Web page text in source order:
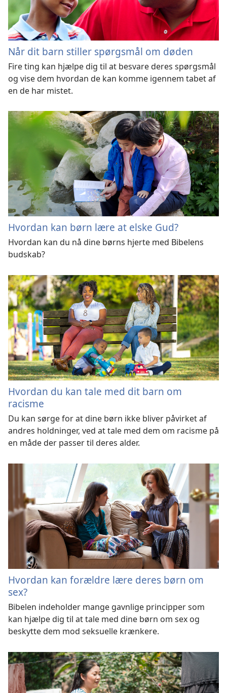
Når dit barn stiller spørgsmål om døden
Fire ting kan hjælpe dig til at besvare deres spørgsmål
og vise dem hvordan de kan komme igennem tabet af
en de har mistet.
Hvordan kan børn lære at elske Gud?
Hvordan kan du nå dine børns hjerte med Bibelens
budskab?
Hvordan du kan tale med dit barn om
racisme
Du kan sørge for at dine børn ikke bliver påvirket af
andres holdninger, ved at tale med dem om racisme på
en måde der passer til deres alder.
Hvordan kan forældre lære deres børn om
sex?
Bibelen indeholder mange gavnlige principper som
kan hjælpe dig til at tale med dine børn om sex og
beskytte dem mod seksuelle krænkere.